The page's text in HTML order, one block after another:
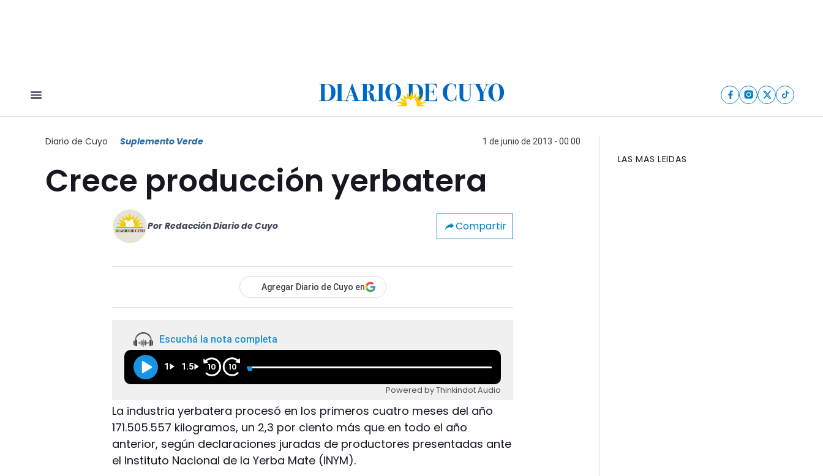
Diario de Cuyo Suplemento Verde 1 de junio de 2013 - 00:00
Crece producción yerbatera
Por Redacción Diario de Cuyo Compartir
Agregar Diario de Cuyo en
Escuchá la nota completa
1 1.5 10 10
Powered by Thinkindot Audio
La industria yerbatera procesó en los primeros cuatro meses del año
171.505.557 kilogramos, un 2,3 por ciento más que en todo el año
anterior, según declaraciones juradas de productores presentadas ante
el Instituto Nacional de la Yerba Mate (INYM).
LAS MAS LEIDAS